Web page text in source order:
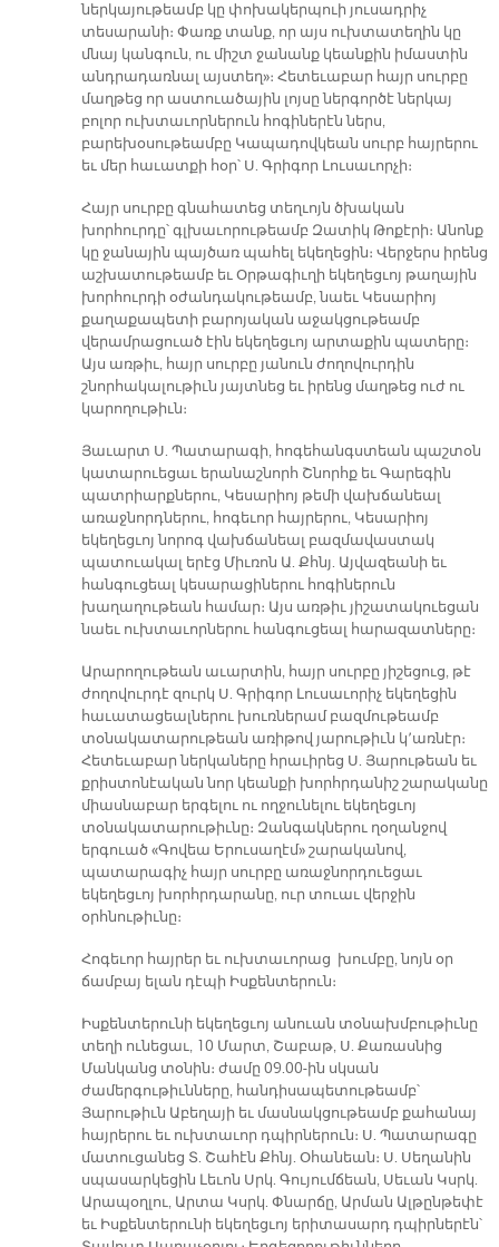
ներկայութեամբ կը փոխակերպուի յուսադրիչ
տեսարանի։ Փառք տանք, որ այս ուխտատեղին կը
մնայ կանգուն, ու միշտ ջանանք կեանքին իմաստին
անդրադառնալ այստեղ»։ Հետեւաբար հայր սուրբը
մաղթեց որ աստուածային լոյսը ներգործէ ներկայ
բոլոր ուխտաւորներուն հոգիներէն ներս,
բարեխօսութեամբը Կապադովկեան սուրբ հայրերու
եւ մեր հաւատքի հօր՝ Ս. Գրիգոր Լուսաւորչի։
Հայր սուրբը գնահատեց տեղւոյն ծխական
խորհուրդը՝ գլխաւորութեամբ Զատիկ Թոքէրի։ Անոնք
կը ջանային պայծառ պահել եկեղեցին։ Վերջերս իրենց
աշխատութեամբ եւ Օրթագիւղի եկեղեցւոյ թաղային
խորհուրդի օժանդակութեամբ, նաեւ Կեսարիոյ
քաղաքապետի բարոյական աջակցութեամբ
վերամրացուած էին եկեղեցւոյ արտաքին պատերը։
Այս առթիւ, հայր սուրբը յանուն ժողովուրդին
շնորհակալութիւն յայտնեց եւ իրենց մաղթեց ուժ ու
կարողութիւն։
Յաւարտ Ս. Պատարագի, հոգեհանգստեան պաշտօն
կատարուեցաւ երանաշնորհ Շնորհք եւ Գարեգին
պատրիարքներու, Կեսարիոյ թեմի վախճանեալ
առաջնորդներու, հոգեւոր հայրերու, Կեսարիոյ
եկեղեցւոյ նորոգ վախճանեալ բազմավաստակ
պատուակալ երէց Միւռոն Ա. Քհնյ. Այվազեանի եւ
հանգուցեալ կեսարացիներու հոգիներուն
խաղաղութեան համար։ Այս առթիւ յիշատակուեցան
նաեւ ուխտաւորներու հանգուցեալ հարազատները։
Արարողութեան աւարտին, հայր սուրբը յիշեցուց, թէ
ժողովուրդէ զուրկ Ս. Գրիգոր Լուսաւորիչ եկեղեցին
հաւատացեալներու խուռներամ բազմութեամբ
տօնակատարութեան առիթով յարութիւն կ՚առնէր։
Հետեւաբար ներկաները հրաւիրեց Ս. Յարութեան եւ
քրիստոնէական նոր կեանքի խորհրդանիշ շարականը
միասնաբար երգելու ու ողջունելու եկեղեցւոյ
տօնակատարութիւնը։ Զանգակներու ղօղանջով
երգուած «Գովեա Երուսաղէմ» շարականով,
պատարագիչ հայր սուրբը առաջնորդուեցաւ
եկեղեցւոյ խորհրդարանը, ուր տուաւ վերջին
օրհնութիւնը։
Հոգեւոր հայրեր եւ ուխտաւորաց խումբը, նոյն օր
ճամբայ ելան դէպի Իսքենտերուն։
Իսքենտերունի եկեղեցւոյ անուան տօնախմբութիւնը
տեղի ունեցաւ, 10 Մարտ, Շաբաթ, Ս. Քառասնից
Մանկանց տօնին։ ժամը 09.00-ին սկսան
ժամերգութիւնները, հանդիսապետութեամբ՝
Յարութիւն Աբեղայի եւ մասնակցութեամբ քահանայ
հայրերու եւ ուխտաւոր դպիրներուն։ Ս. Պատարագը
մատուցանեց Տ. Շահէն Քհնյ. Օհանեան։ Ս. Սեղանին
սպասարկեցին Լեւոն Սրկ. Գույումճեան, Սեւան Կսրկ.
Արապօղլու, Արտա Կսրկ. Փնարճը, Արման Ալթընթեփէ
եւ Իսքենտերունի եկեղեցւոյ երիտասարդ դպիրներէն՝